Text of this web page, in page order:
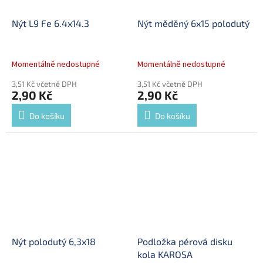
Nýt L9 Fe 6.4x14.3
Momentálně nedostupné
3,51 Kč včetně DPH
2,90 Kč
Do košíku
Nýt měděný 6x15 polodutý
Momentálně nedostupné
3,51 Kč včetně DPH
2,90 Kč
Do košíku
Nýt polodutý 6,3x18
Podložka pérová disku
kola KAROSA